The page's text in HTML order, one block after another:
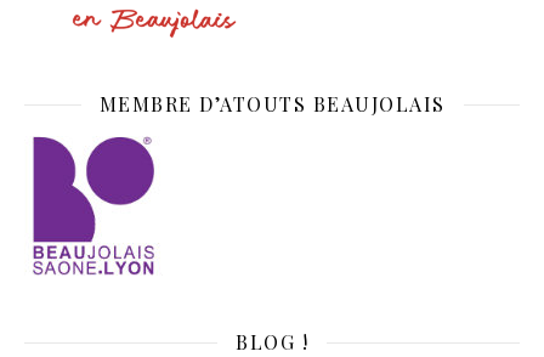
MEMBRE D’ATOUTS BEAUJOLAIS
BLOG !